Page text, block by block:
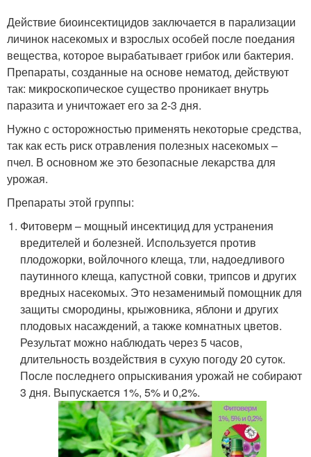
Действие биоинсектицидов заключается в парализации
личинок насекомых и взрослых особей после поедания
вещества, которое вырабатывает грибок или бактерия.
Препараты, созданные на основе нематод, действуют
так: микроскопическое существо проникает внутрь
паразита и уничтожает его за 2-3 дня.
Нужно с осторожностью применять некоторые средства,
так как есть риск отравления полезных насекомых –
пчел. В основном же это безопасные лекарства для
урожая.
Препараты этой группы:
Фитоверм – мощный инсектицид для устранения
вредителей и болезней. Используется против
плодожорки, войлочного клеща, тли, надоедливого
паутинного клеща, капустной совки, трипсов и других
вредных насекомых. Это незаменимый помощник для
защиты смородины, крыжовника, яблони и других
плодовых насаждений, а также комнатных цветов.
Результат можно наблюдать через 5 часов,
длительность воздействия в сухую погоду 20 суток.
После последнего опрыскивания урожай не собирают
3 дня. Выпускается 1%, 5% и 0,2%.